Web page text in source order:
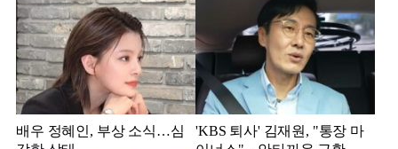
배우 정혜인, 부상 소식…심
'KBS 퇴사' 김재원, "통장 마